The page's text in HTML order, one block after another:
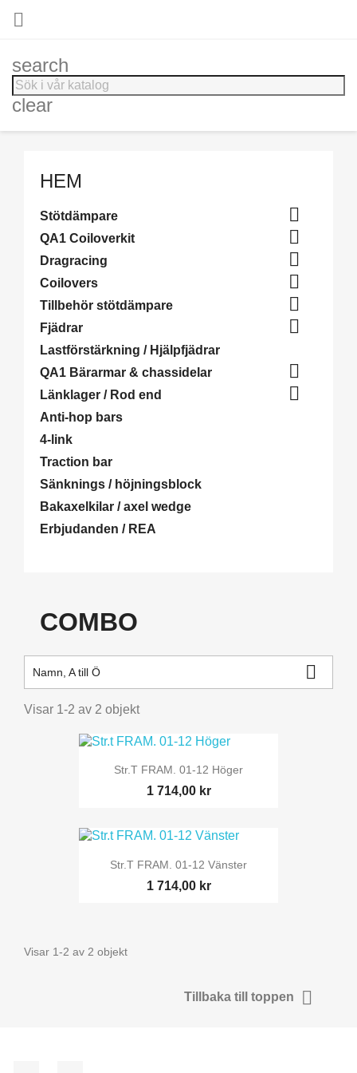

search
clear
HEM
Stötdämpare 
QA1 Coiloverkit 
Dragracing 
Coilovers 
Tillbehör stötdämpare 
Fjädrar 
Lastförstärkning / Hjälpfjädrar
QA1 Bärarmar & chassidelar

Länklager / Rod end 
Anti-hop bars
4-link
Traction bar
Sänknings / höjningsblock
Bakaxelkilar / axel wedge
Erbjudanden / REA
COMBO
Namn, A till Ö 
Visar 1-2 av 2 objekt
Str.t FRAM. 01-12 Höger
1 714,00 kr
Str.t FRAM. 01-12 Vänster
1 714,00 kr
Visar 1-2 av 2 objekt
Tillbaka till toppen 